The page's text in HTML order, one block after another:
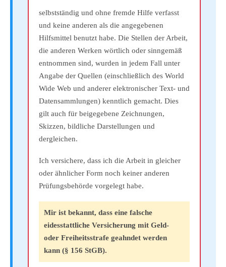
selbstständig und ohne fremde Hilfe verfasst
und keine anderen als die angegebenen
Hilfsmittel benutzt habe. Die Stellen der Arbeit,
die anderen Werken wörtlich oder sinngemäß
entnommen sind, wurden in jedem Fall unter
Angabe der Quellen (einschließlich des World
Wide Web und anderer elektronischer Text- und
Datensammlungen) kenntlich gemacht. Dies
gilt auch für beigegebene Zeichnungen,
Skizzen, bildliche Darstellungen und
dergleichen.
Ich versichere, dass ich die Arbeit in gleicher
oder ähnlicher Form noch keiner anderen
Prüfungsbehörde vorgelegt habe.
Mir ist bekannt, dass eine falsche
eidesstattliche Versicherung mit Geld-
oder Freiheitsstrafe geahndet werden
kann (§ 156 StGB).